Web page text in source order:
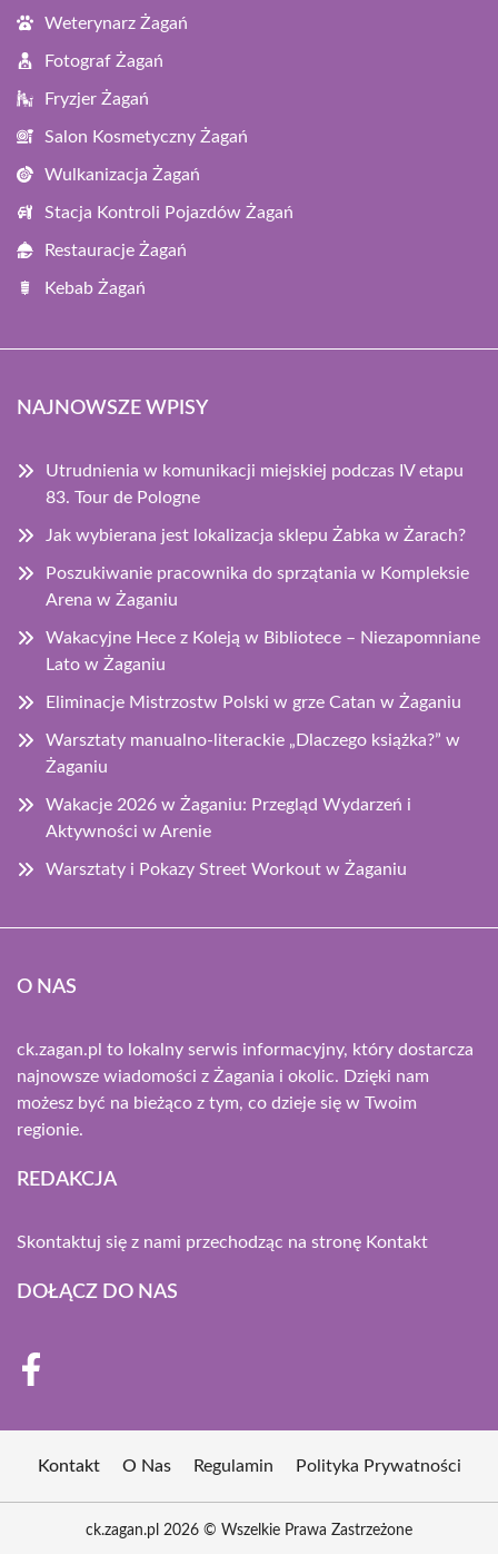
Weterynarz Żagań
Fotograf Żagań
Fryzjer Żagań
Salon Kosmetyczny Żagań
Wulkanizacja Żagań
Stacja Kontroli Pojazdów Żagań
Restauracje Żagań
Kebab Żagań
NAJNOWSZE WPISY
Utrudnienia w komunikacji miejskiej podczas IV etapu
83. Tour de Pologne
Jak wybierana jest lokalizacja sklepu Żabka w Żarach?
Poszukiwanie pracownika do sprzątania w Kompleksie
Arena w Żaganiu
Wakacyjne Hece z Koleją w Bibliotece – Niezapomniane
Lato w Żaganiu
Eliminacje Mistrzostw Polski w grze Catan w Żaganiu
Warsztaty manualno-literackie „Dlaczego książka?” w
Żaganiu
Wakacje 2026 w Żaganiu: Przegląd Wydarzeń i
Aktywności w Arenie
Warsztaty i Pokazy Street Workout w Żaganiu
O NAS
ck.zagan.pl to lokalny serwis informacyjny, który dostarcza
najnowsze wiadomości z Żagania i okolic. Dzięki nam
możesz być na bieżąco z tym, co dzieje się w Twoim
regionie.
REDAKCJA
Skontaktuj się z nami przechodząc na stronę Kontakt
DOŁĄCZ DO NAS
Kontakt O Nas Regulamin Polityka Prywatności
ck.zagan.pl 2026 © Wszelkie Prawa Zastrzeżone